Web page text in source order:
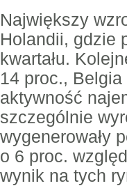
Największy
Holandii, gdzie
kwartału.
14 proc.,
aktywność
szczególnie
wygenerowały
o 6 proc.
wynik na tych